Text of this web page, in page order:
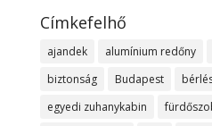
Címkefelhő
ajandek alumínium redőny
biztonság
Budapest
egyedi zuhanykabin